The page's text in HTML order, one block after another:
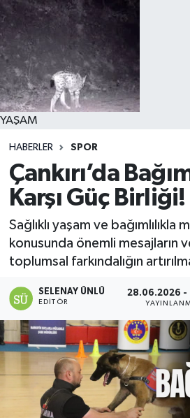
YAŞAM
HABERLER SPOR
Çankırı’da
Karşı Güç Birliği!
Sağlıklı yaşam ve bağımlılıkla
konusunda önemli mesajların
toplumsal farkındalığın
SELENAY ÜNLÜ
EDITÖR
28.06.2026 -